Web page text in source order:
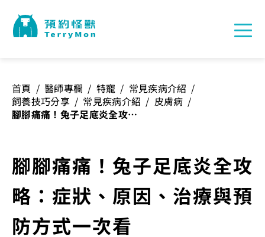
首頁 / 醫師專欄 / 特寵 / 常見疾病介紹 /
飼養技巧分享 / 常見疾病介紹 / 皮膚病 /
腳腳痛痛！兔子足底炎全攻
腳腳痛痛！兔子足底炎全攻
略：症狀、原因、治療與預
防方式一次看